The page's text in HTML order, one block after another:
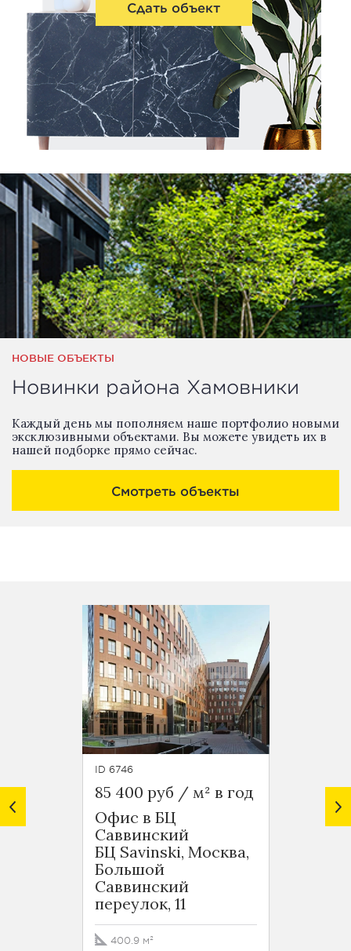
Сдать объект
НОВЫЕ ОБЪЕКТЫ
Новинки района Хамовники
Каждый день мы пополняем наше портфолио новыми
эксклюзивными объектами. Вы можете увидеть их в
нашей подборке прямо сейчас.
Смотреть объекты
ID 6746
85 400 руб / м² в год
Офис в БЦ
Саввинский
БЦ Savinski, Москва,
Большой
Саввинский
переулок, 11
400.9 м²
75